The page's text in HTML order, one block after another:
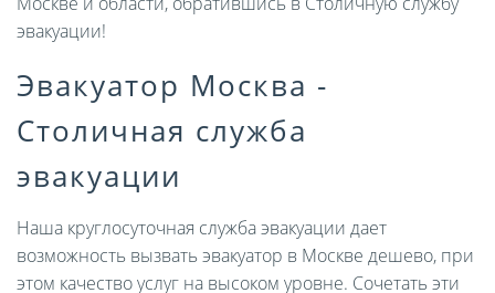
эвакуации!
Эвакуатор Москва -
Столичная служба
эвакуации
Наша круглосуточная служба эвакуации дает
возможность вызвать эвакуатор в Москве дешево, при
этом качество услуг на высоком уровне. Сочетать эти